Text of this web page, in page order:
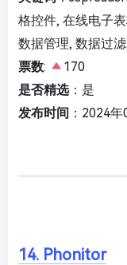
格控件, 在线电子
数据管理, 数据过
票数:
170
是否精选：是
发布时间 ：2024
14. Phonitor